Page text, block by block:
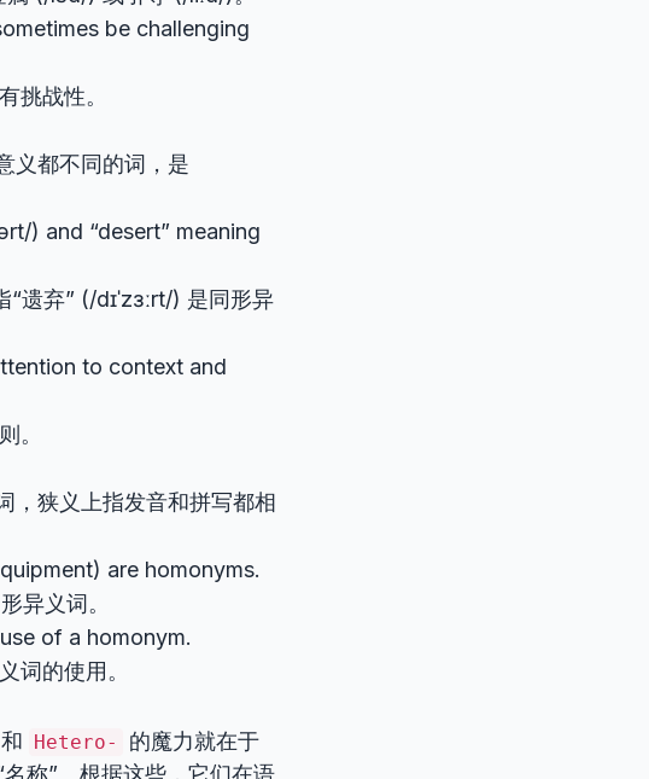
be challenging
挑战性。
义都不同的词，是
) and “desert” meaning
遗弃” (/dɪˈzɜːrt/) 是同形异
to context and
。
，狭义上指发音和拼写都相
are homonyms.
异义词。
of a homonym.
词的使用。
和 Hetero-
的魔力就在于
名称”。根据这些，它们在语